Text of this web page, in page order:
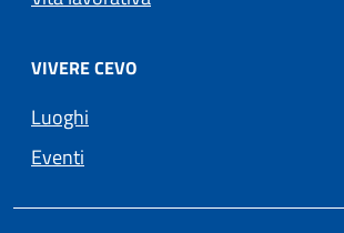
VIVERE CEVO
Luoghi
Eventi